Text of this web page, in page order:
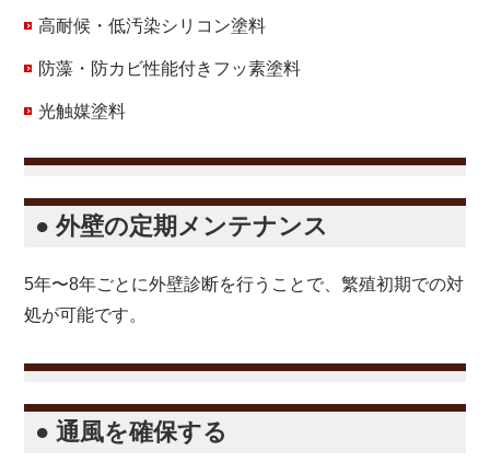
高耐候・低汚染シリコン塗料
防藻・防カビ性能付きフッ素塗料
光触媒塗料
● 外壁の定期メンテナンス
5年〜8年ごとに外壁診断を行うことで、繁殖初期での対
処が可能です。
● 通風を確保する